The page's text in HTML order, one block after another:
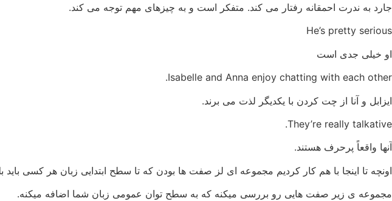
جارد به ندرت احمقانه رفتار می کند. متفکر است و به چیزهای مهم توجه می کند.
He’s pretty serious
او خیلی جدی است
Isabelle and Anna enjoy chatting with each other.
ایزابل و آنا از چت کردن با یکدیگر لذت می برند.
They’re really talkative.
آنها واقعاً پرحرف هستند.
اونچه تا اینجا با هم کار کردیم مجموعه ای لز صفت ها بودن که تا سطح ابتدایی زبان هر کسی
مجموعه ی زیر صفت هایی رو بررسی میکنه که به سطح توان عمومی زبان شما اضافه میکنه.